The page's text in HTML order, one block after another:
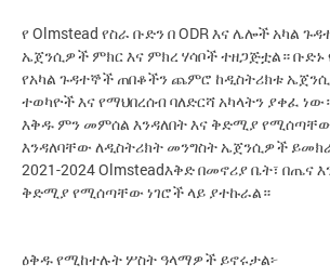
የ Olmstead የስራ ቡድን በ ODR እና ሌሎች አካል
ኤጀንሲዎች ምክር እና ምክረ ሃሳቦች ተዘጋጅቷል። ቡድኑ
የአካል ጉዳተኞች ጠበቆችን ጨምሮ ከዲስትሪክቱ
ተወካዮች እና የማህበረሰብ ባለድርሻ አካላትን ያቀፈ
እቅዱ ምን መምሰል እንዳለበት እና ቅድሚያ
እንዳለባቸው ለዲስትሪክት መንግስት ኤጀንሲዎች
2021-2024 Olmsteadእቅድ በመኖሪያ ቤት፣ በጤና
ቅድሚያ የሚሰጣቸው ነገሮች ላይ ያተኩራል።
ዕቅዱ የሚከተሉት ሦስት ዓላማዎች ይኖሩታል፦